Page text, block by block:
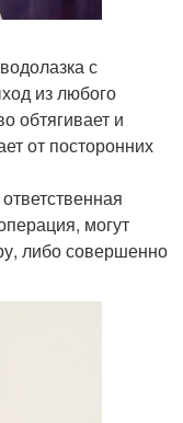
с
из любого
обтягивает и
от посторонних
могут
либо совершенно